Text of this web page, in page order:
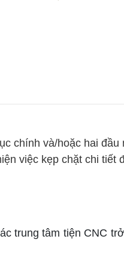
chính và/hoặc hai đầu
việc kẹp chặt chi tiết
trung tâm tiện CNC